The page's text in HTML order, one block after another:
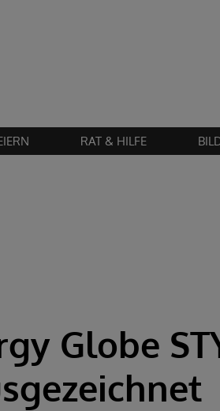
RAT & HILFE
Globe